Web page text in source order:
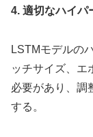
4. 適切なハイパ
LSTMモデルの
ッチサイズ、エ
必要があり、調
する。